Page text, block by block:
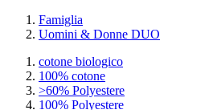
Famiglia
Uomini & Donne DUO
cotone biologico
100% cotone
>60% Polyestere
100% Polyestere